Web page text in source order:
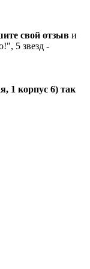
свой отзыв и
5 звезд -
1 корпус 6) так